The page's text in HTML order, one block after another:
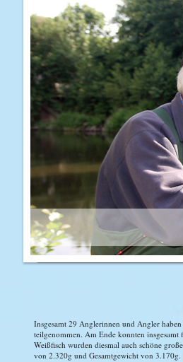
Insgesamt 29 Anglerinnen und Angler
teilgenommen. Am Ende konnten insgesamt
Weißfisch wurden diesmal auch schöne
von 2.320g und Gesamtgewicht von 3.170g.